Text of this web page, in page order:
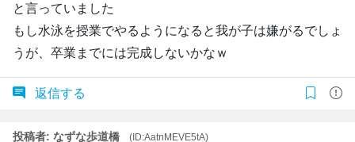
と言っていました
もし水泳を授業でやるようになると我が子は嫌がるでしょ
うが、卒業までには完成しないかなｗ
返信する
投稿者: なずな歩道橋
(ID:AatnMEVE5tA)